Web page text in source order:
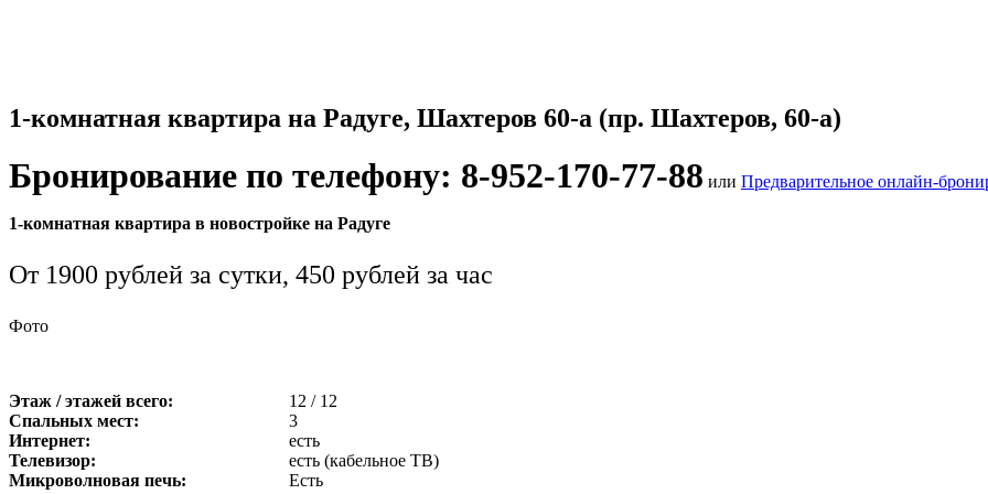
1-комнатная квартира на Радуге, Шахтеров 60-а (пр. Шахтеров, 60-а)
Бронирование по телефону: 8-952-170-77-88 или Предварительное онлайн-
1-комнатная квартира в новостройке на Радуге
От 1900 рублей за сутки, 450 рублей за час
Фото
Этаж / этажей всего:
12 / 12
Спальных мест:
3
Интернет:
есть
Телевизор:
есть (кабельное ТВ)
Микроволновая печь:
Есть